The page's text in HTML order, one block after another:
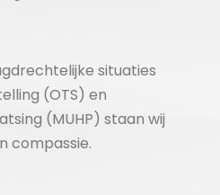
situaties
(OTS) en
(MUHP) staan wij
compassie.